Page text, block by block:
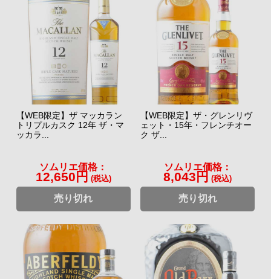
【WEB限定】ザ マッカラン
トリプルカスク 12年 ザ・マ
ッカラ...
ソムリエ価格：
12,650円 (税込)
売り切れ
【WEB限定】ザ・グレンリヴ
ェット・15年・フレンチオー
ク ザ...
ソムリエ価格：
8,043円 (税込)
売り切れ